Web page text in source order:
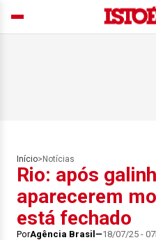
Início> Notícias
Rio: após
aparecerem
está fechado
PorAgência Brasil 18/07/25 -